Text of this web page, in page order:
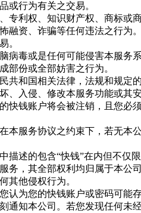
或行为有关之交易。
专利权、知识财产权、商标或
融资、诈骗等任何违法之行为
。
病毒或是任何可能侵害本服务
部份或全部妨害之行为。
共和国相关法律，法规和规定
、入侵、修改本服务功能或
快钱账户将会被注销，且您必
本服务协议之约束下，若无本
描述的包含“快钱”在内但不仅
务，其全部权利均归属于本公
其他侵权行为。
认为您的快钱账户或密码可
通知本公司。若您发现任何未